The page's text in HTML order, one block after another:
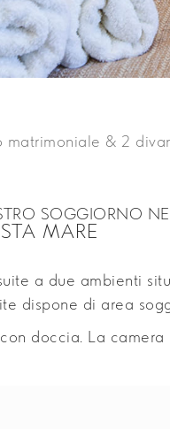
matrimoniale & 2
SOGGIORNO
MARE
a due ambienti
dispone di area
doccia. La